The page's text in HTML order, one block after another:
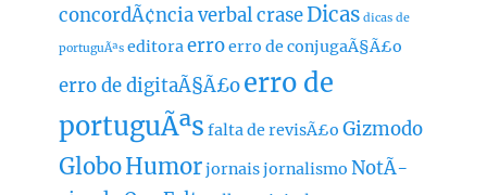
concordÃ¢ncia verbalcraseDicas dicas de
portuguÃªs editoraerroerro de conjugaÃ§Ã£o
erro de digitaÃ§Ã£oerro de
portuguÃªs falta de revisÃ£o Gizmodo
GloboHumorjornaisjornalismo NotÃ­